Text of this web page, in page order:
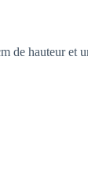
de hauteur et